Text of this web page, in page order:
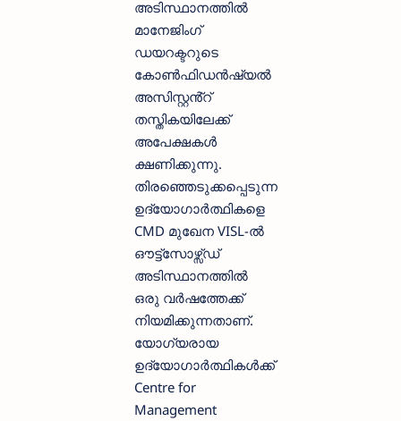
അടിസ്ഥാനത്തിൽ
മാനേജിംഗ്
ഡയറക്ടറുടെ
കോൺഫിഡൻഷ്യൽ
അസിസ്റ്റൻ്റ്
തസ്തികയിലേക്ക്
അപേക്ഷകൾ
ക്ഷണിക്കുന്നു.
തിരഞ്ഞെടുക്കപ്പെടുന്ന
ഉദ്യോഗാർത്ഥികളെ
CMD മുഖേന VISL-ൽ
ഔട്ട്സോഴ്സ്ഡ്
അടിസ്ഥാനത്തിൽ
ഒരു വർഷത്തേക്ക്
നിയമിക്കുന്നതാണ്.
യോഗ്യരായ
ഉദ്യോഗാർത്ഥികൾക്ക്
Centre for
Management